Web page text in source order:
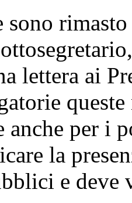
sono
lettera ai
anche per i
la
e deve